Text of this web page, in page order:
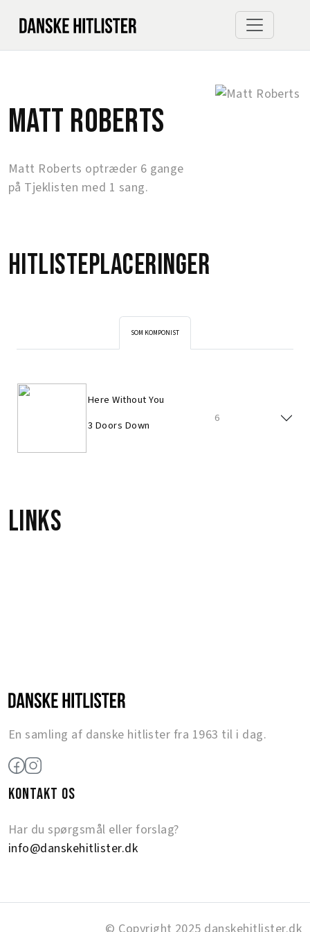
Matt Roberts
Matt Roberts optræder 6 gange
på Tjeklisten med 1 sang.
Hitlisteplaceringer
SOM KOMPONIST
Here Without You
3 Doors Down
6
Links
En samling af danske hitlister fra 1963 til i dag.
KONTAKT OS
Har du spørgsmål eller forslag?
info@danskehitlister.dk